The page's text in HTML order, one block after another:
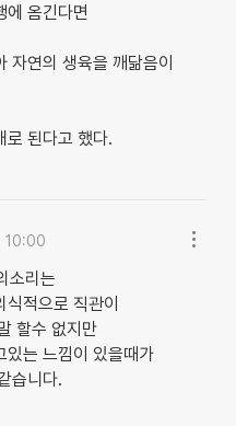
에 옴긴다면
자연의 생육을 깨닮음이
로 된다고 했다.
소리는
적으로 직관이
할수 없지만
있는 느낌이 있을때가
습니다.